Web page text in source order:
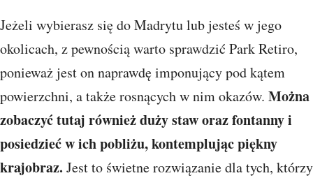
Jeżeli wybierasz się do Madrytu lub jesteś w jego
okolicach, z pewnością warto sprawdzić Park Retiro,
ponieważ jest on naprawdę imponujący pod kątem
powierzchni, a także rosnących w nim okazów. Można
zobaczyć tutaj również duży staw oraz fontanny i
posiedzieć w ich pobliżu, kontemplując piękny
krajobraz. Jest to świetne rozwiązanie dla tych, którzy